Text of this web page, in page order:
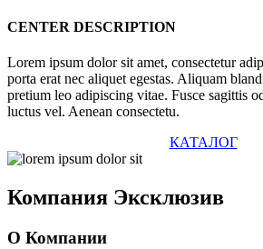
CENTER DESCRIPTION
Lorem ipsum dolor sit amet, consectetur
porta erat nec aliquet egestas. Aliquam
pretium leo adipiscing vitae. Fusce sagittis
luctus vel. Aenean consectetu.
КАТАЛОГ
Компания Эксклюзив
О Компании